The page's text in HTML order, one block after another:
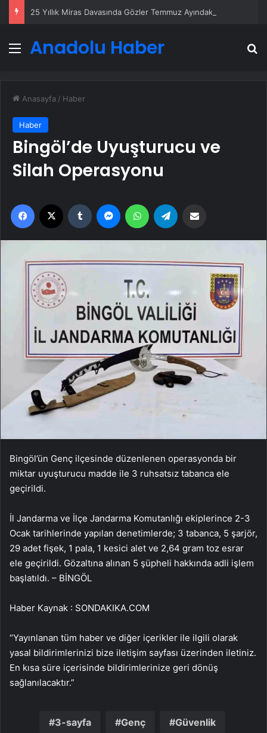
Menü
Anadolu Haber
Anasayfa / Haber
Haber
Bingöl’de Uyuşturucu ve
Silah Operasyonu
Facebook Tumblr MessengerWhatsApp
Bingöl’ün Genç ilçesinde düzenlenen operasyonda bir
miktar uyuşturucu madde ile 3 ruhsatsız tabanca ele
geçirildi.
İl Jandarma ve İlçe Jandarma Komutanlığı ekiplerince 2-3
Ocak tarihlerinde yapılan denetimlerde; 3 tabanca, 5 şarjör,
29 adet fişek, 1 pala, 1 kesici alet ve 2,64 gram toz esrar
ele geçirildi. Gözaltına alınan 5 şüpheli hakkında adli işlem
başlatıldı. – BİNGÖL
Haber Kaynak : SONDAKIKA.COM
“Yayınlanan tüm haber ve diğer içerikler ile ilgili olarak
yasal bildirimlerinizi bize iletişim sayfası üzerinden iletiniz.
En kısa süre içerisinde bildirimlerinize geri dönüş
sağlanılacaktır.”
3-sayfa Genç Güvenlik